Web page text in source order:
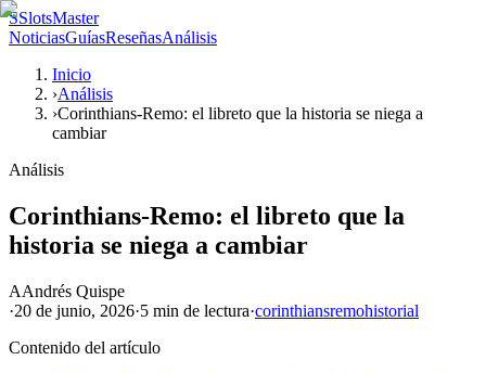
SSlotsMaster
NoticiasGuíasReseñasAnálisis
Inicio
›Análisis
›Corinthians-Remo: el libreto que la historia se niega a
cambiar
Análisis
Corinthians-Remo: el libreto que la
historia se niega a cambiar
AAndrés Quispe
·20 de junio, 2026·5 min de lectura·corinthiansremohistorial
Contenido del artículo